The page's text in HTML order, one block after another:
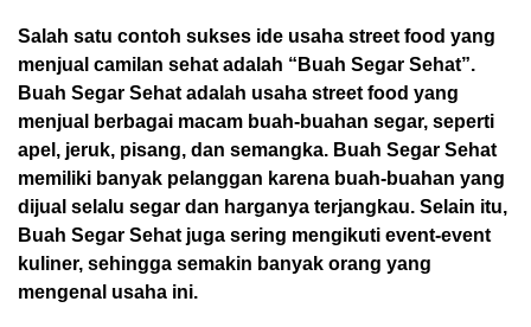
Salah satu contoh sukses ide usaha street food yang
menjual camilan sehat adalah “Buah Segar Sehat”.
Buah Segar Sehat adalah usaha street food yang
menjual berbagai macam buah-buahan segar, seperti
apel, jeruk, pisang, dan semangka. Buah Segar Sehat
memiliki banyak pelanggan karena buah-buahan yang
dijual selalu segar dan harganya terjangkau. Selain itu,
Buah Segar Sehat juga sering mengikuti event-event
kuliner, sehingga semakin banyak orang yang
mengenal usaha ini.